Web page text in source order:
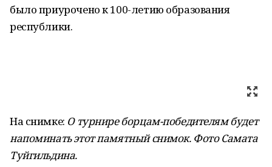
было приурочено к 100-летию образования
республики.
На снимке: О турнире борцам-победителям будет
напоминать этот памятный снимок. Фото Самата
Туйгильдина.